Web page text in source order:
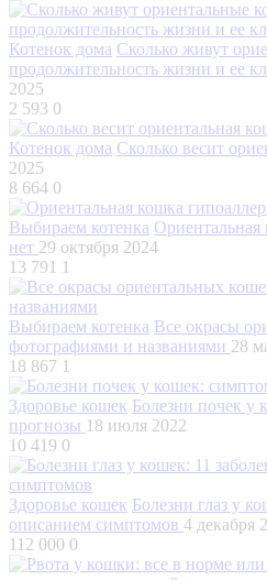
Котенок дома Сколько живут
продолжительность жизни и ее
2025
2 593 0
Котенок дома Сколько весит
2025
8 664 0
Выбираем котенка Ориентальная
нет 29 октября 2024
13 791 1
Выбираем котенка Все окрасы
фотографиями и названиями 28
18 867 1
Здоровье кошек Болезни почек у
прогнозы 18 июля 2022
10 419 0
Здоровье кошек Болезни глаз у
описанием симптомов 4 декабря
112 000 0